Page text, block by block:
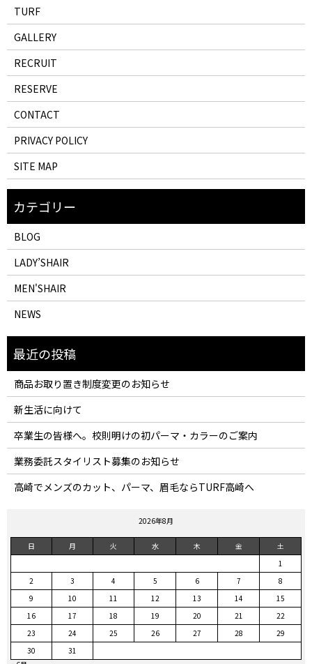
TURF
GALLERY
RECRUIT
RESERVE
CONTACT
PRIVACY POLICY
SITE MAP
BLOG
LADY’SHAIR
MEN'SHAIR
NEWS
商品お取り置き制度変更のお知らせ
新生活に向けて
卒業生の皆様へ。校則明けの初パーマ・カラーのご案内
業務委託スタイリスト募集のお知らせ
高崎でメンズのカット、パーマ、眉毛ならTURF高崎へ
2026年8月
日 月 火 水 木 金
土
1
2
3 4 5 6 7
8
9
10 11 12 13 14
15
16
17 18 19 20 21
22
23
24 25 26 27 28
29
30
31